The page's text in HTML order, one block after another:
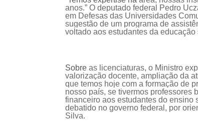
anos.” O deputado federal Pedro Uc
em Defesas das Universidades
sugestão de um programa de
voltado aos estudantes da educação
Sobreas licenciaturas, o Ministro
valorização docente, ampliação da
que temos hoje com a formação de
nosso país, se tivermos professores
financeiro aos estudantes do ensino
debatido nogoverno federal, por
Silva.